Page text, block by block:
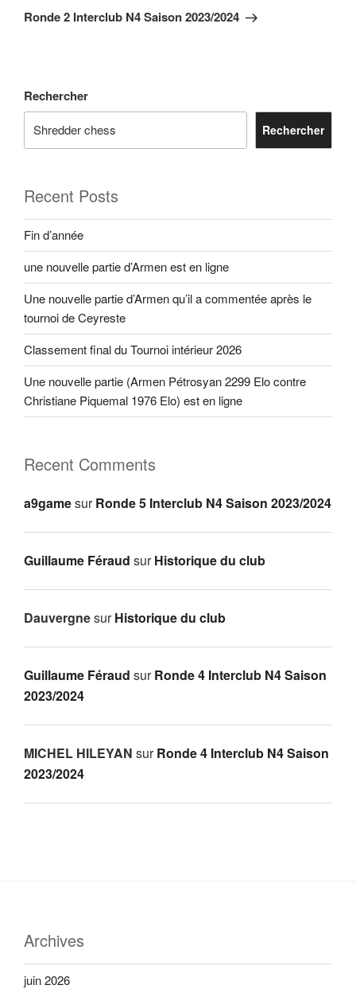
suivant
Ronde 2 Interclub N4 Saison 2023/2024
Rechercher
Rechercher
Recent Posts
Fin d’année
une nouvelle partie d’Armen est en ligne
Une nouvelle partie d’Armen qu’il a commentée après le
tournoi de Ceyreste
Classement final du Tournoi intérieur 2026
Une nouvelle partie (Armen Pétrosyan 2299 Elo contre
Christiane Piquemal 1976 Elo) est en ligne
Recent Comments
a9gamesurRonde 5 Interclub N4 Saison 2023/2024
Guillaume Féraud surHistorique du club
DauvergnesurHistorique du club
Guillaume Féraud surRonde 4 Interclub N4 Saison
2023/2024
MICHEL HILEYAN surRonde 4 Interclub N4 Saison
2023/2024
Archives
juin 2026